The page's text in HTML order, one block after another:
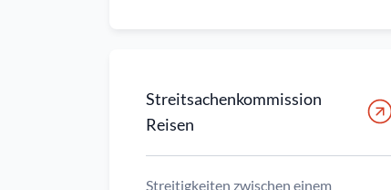
Streitsachenkommission
Reisen
Streitigkeiten zwischen einem